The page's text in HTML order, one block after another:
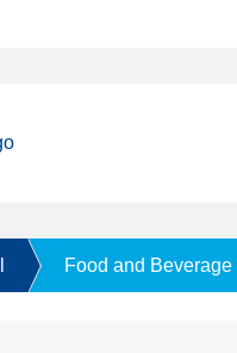
Food and Beverage